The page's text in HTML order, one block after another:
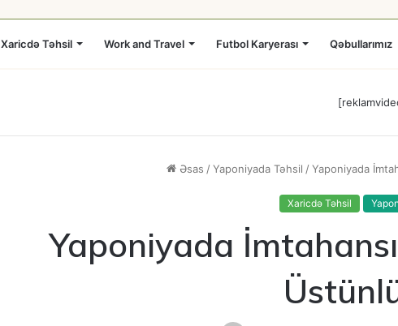
Xaricdə Təhsil Work and Travel Futbol Karyerası Qəbullarımız
Əsas / Yaponiyada Təhsil / Yaponiyada
Xaricdə Təhsil
Yaponiyada